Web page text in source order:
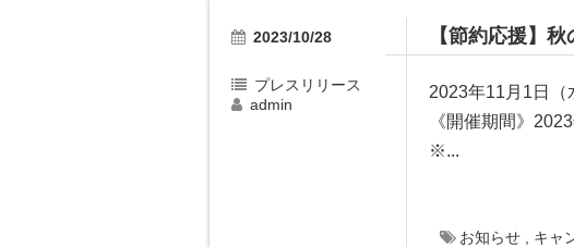
【節約応援】
2023年11月1日（
《開催期間》
※...
2023/10/28
プレスリリース
admin
お知らせ キャ